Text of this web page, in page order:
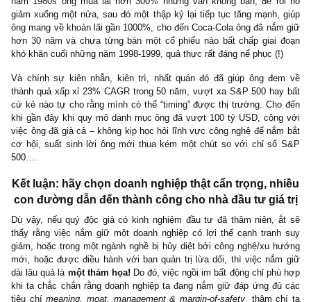
thiểu số, chúng ta lại phải hành động khác đi? Nghệ thuật đầu
những cổ phiếu đại chúng chẳng khác gì mấy so với việc đầu
doanh nghiệp tư nhân (private equity). Đối với từng trường
đều muốn mua một doanh nghiệp với bản chất kinh doanh tốt,
cần theo dõi xem liệu rằng những nhân tố cơ bản đó có được
hay không…”
Ngài Buffett không chỉ nói suông, mà ông đã thực hiện đúng
tắc “inactivity” như vậy trong suốt sự nghiệp của mình. Từ việc
bất động –
kiên nhẫn chờ đợi cơ hội
đến khi toàn thị trường
50 năm cho đến hôm nay, cho đến Capital Cities ABC (đài truyền
năm 1980s ông mua lãi hơn 300% nhưng vẫn không bán, để
ông mang về khoản lãi gần 1000%, cho đến Coca-Cola ông đã
hơn 30 năm và chưa từng bán một cổ phiếu nào bất chấp giai
khó khăn cuối những năm 1998-1999, quả thực rất đáng nể phục
Và chính sự kiên nhẫn, kiên trì, nhất quán đó đã giúp ông
thành quả xấp xỉ 23% CAGR trong 50 năm, vượt xa S&P 500